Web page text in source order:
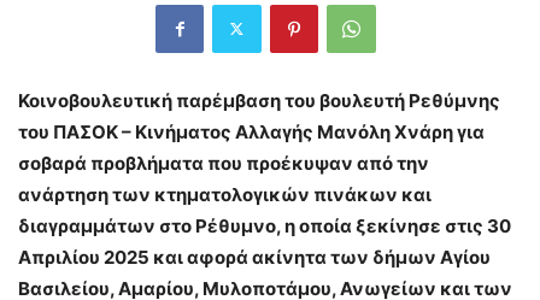
Κοινοβουλευτική παρέμβαση του βουλευτή Ρεθύμνης
του ΠΑΣΟΚ – Κινήματος Αλλαγής Μανόλη Χνάρη για
σοβαρά προβλήματα που προέκυψαν από την
ανάρτηση των κτηματολογικών πινάκων και
διαγραμμάτων στο Ρέθυμνο, η οποία ξεκίνησε στις 30
Απριλίου 2025 και αφορά ακίνητα των δήμων Αγίου
Βασιλείου, Αμαρίου, Μυλοποτάμου, Ανωγείων και των